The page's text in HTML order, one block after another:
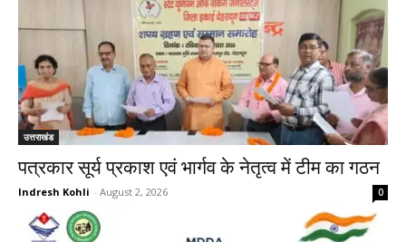
उत्तराखंड
पत्रकार सूर्य प्रकाश एवं भार्गव के नेतृत्व में टीम का गठन
Indresh Kohli - August 2, 2026 0